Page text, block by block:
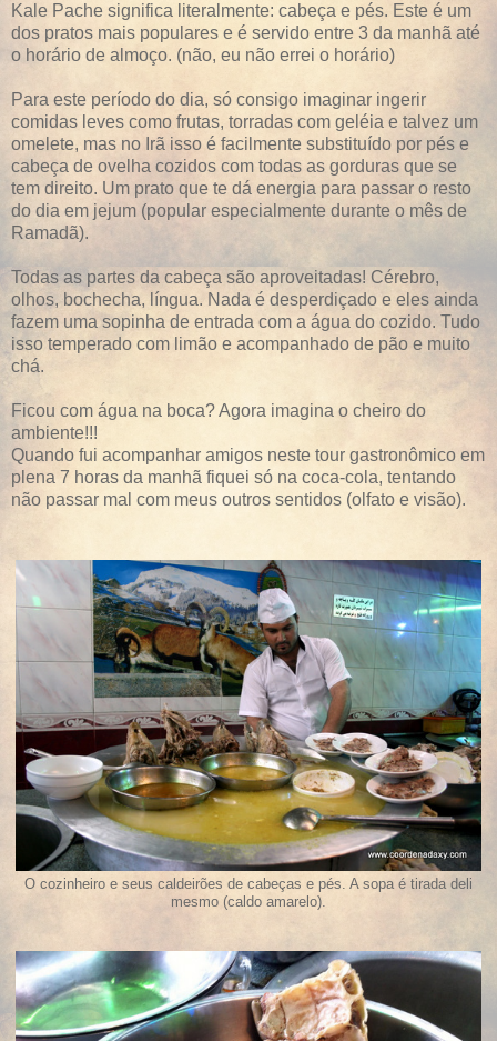
Kale Pache significa literalmente: cabeça e pés. Este é um
dos pratos mais populares e é servido entre 3 da manhã até
o horário de almoço. (não, eu não errei o horário)
Para este período do dia, só consigo imaginar ingerir
comidas leves como frutas, torradas com geléia e talvez um
omelete, mas no Irã isso é facilmente substituído por pés e
cabeça de ovelha cozidos com todas as gorduras que se
tem direito. Um prato que te dá energia para passar o resto
do dia em jejum (popular especialmente durante o mês de
Ramadã).
Todas as partes da cabeça são aproveitadas! Cérebro,
olhos, bochecha, língua. Nada é desperdiçado e eles ainda
fazem uma sopinha de entrada com a água do cozido. Tudo
isso temperado com limão e acompanhado de pão e muito
chá.
Ficou com água na boca? Agora imagina o cheiro do
ambiente!!!
Quando fui acompanhar amigos neste tour gastronômico em
plena 7 horas da manhã fiquei só na coca-cola, tentando
não passar mal com meus outros sentidos (olfato e visão).
O cozinheiro e seus caldeirões de cabeças e pés. A sopa é tirada deli
mesmo (caldo amarelo).